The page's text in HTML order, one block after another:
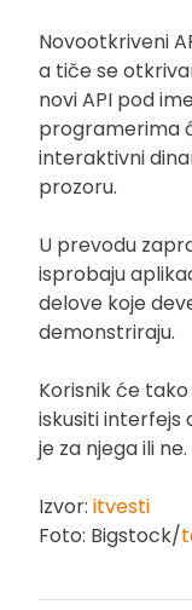
Novootkriveni
a tiče se
novi API pod
programerima
interaktivni
prozoru.
U prevodu
isprobaju
delove koje
demonstriraju.
Korisnik će
iskusiti interfejs
je za njega ili ne.
Izvor: itvesti
Foto: Bigstock/